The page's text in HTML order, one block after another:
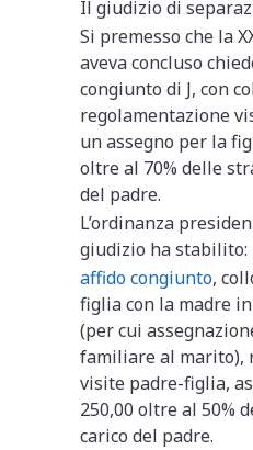
Il giudizio di
Si premesso che la
aveva concluso
congiunto di J, con
regolamentazione
un assegno per la
oltre al 70% delle
del padre.
L’ordinanza
giudizio ha stabilito:
affido congiunto,
figlia con la madre
(per cui
familiare al marito),
visite padre-figlia,
250,00 oltre al 50%
carico del padre.